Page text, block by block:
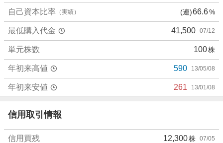
自己資本比率 （実績） (連)66.6%
最低購入代金 41,500 07/12
単元株数 100株
年初来高値 590 13/05/08
年初来安値 261 13/01/08
信用取引情報
信用買残 12,300株 07/05